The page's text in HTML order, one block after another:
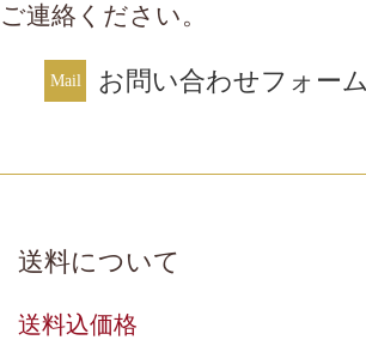
ご連絡ください。
お問い合わせフォー
送料について
送料込価格